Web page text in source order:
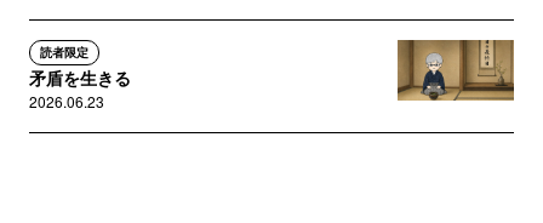
読者限定
矛盾を生きる
2026.06.23